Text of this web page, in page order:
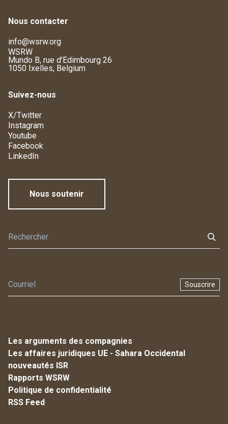
Nous contacter
info@wsrw.org
WSRW
Mundo B, rue d'Edimbourg 26
1050 Ixelles, Belgium
Suivez-nous
X/Twitter
Instagram
Youtube
Facebook
LinkedIn
Nous soutenir
Souscrire
Les arguments des compagnies
Les affaires juridiques UE - Sahara Occidental
nouveautés ISR
Rapports WSRW
Politique de confidentialité
RSS Feed